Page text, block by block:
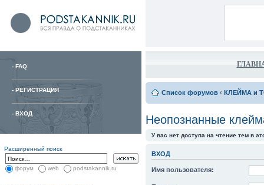
- FAQ
- РЕГИСТРАЦИЯ
- ВХОД
Расширенный поиск
форум web podstakannik.ru
Список форумов ‹ КЛЕЙМА и
Неопознанные
У вас нет доступа на чтение тем в
ВХОД
Имя пользователя: